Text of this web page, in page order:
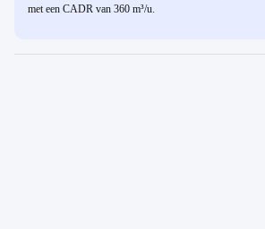
met een CADR van 360 m³/u.